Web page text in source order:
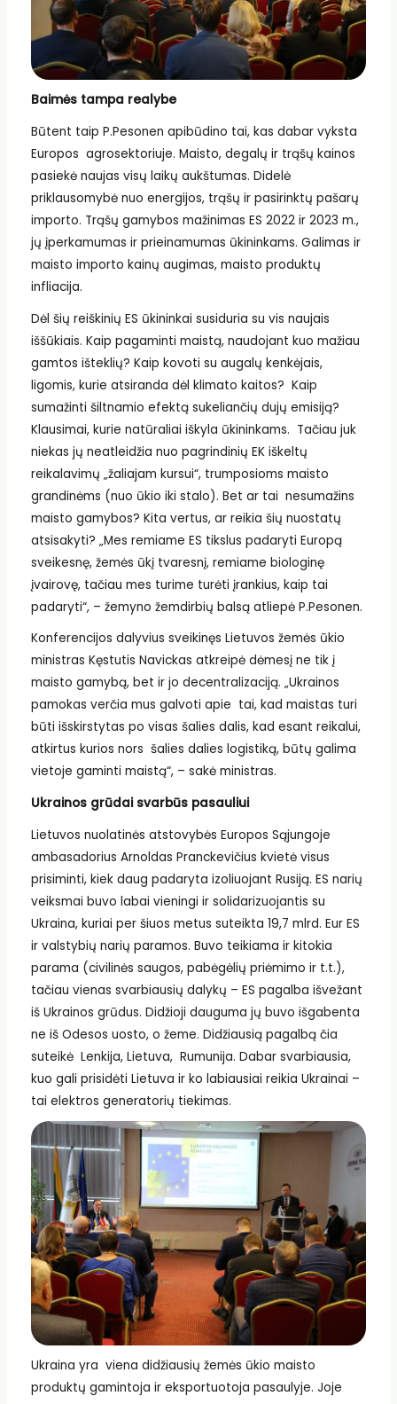
Baimės tampa realybe
Būtent taip P.Pesonen apibūdino tai, kas dabar vyksta
Europos agrosektoriuje. Maisto, degalų ir trąšų kainos
pasiekė naujas visų laikų aukštumas. Didelė
priklausomybė nuo energijos, trąšų ir pasirinktų pašarų
importo. Trąšų gamybos mažinimas ES 2022 ir 2023 m.,
jų įperkamumas ir prieinamumas ūkininkams. Galimas ir
maisto importo kainų augimas, maisto produktų
infliacija.
Dėl šių reiškinių ES ūkininkai susiduria su vis naujais
iššūkiais. Kaip pagaminti maistą, naudojant kuo mažiau
gamtos išteklių? Kaip kovoti su augalų kenkėjais,
ligomis, kurie atsiranda dėl klimato kaitos? Kaip
sumažinti šiltnamio efektą sukeliančių dujų emisiją?
Klausimai, kurie natūraliai iškyla ūkininkams. Tačiau juk
niekas jų neatleidžia nuo pagrindinių EK iškeltų
reikalavimų „žaliajam kursui“, trumposioms maisto
grandinėms (nuo ūkio iki stalo). Bet ar tai nesumažins
maisto gamybos? Kita vertus, ar reikia šių nuostatų
atsisakyti? „Mes remiame ES tikslus padaryti Europą
sveikesnę, žemės ūkį tvaresnį, remiame biologinę
įvairovę, tačiau mes turime turėti įrankius, kaip tai
padaryti“, – žemyno žemdirbių balsą atliepė P.Pesonen.
Konferencijos dalyvius sveikinęs Lietuvos žemės ūkio
ministras Kęstutis Navickas atkreipė dėmesį ne tik į
maisto gamybą, bet ir jo decentralizaciją. „Ukrainos
pamokas verčia mus galvoti apie tai, kad maistas turi
būti išskirstytas po visas šalies dalis, kad esant reikalui,
atkirtus kurios nors šalies dalies logistiką, būtų galima
vietoje gaminti maistą“, – sakė ministras.
Ukrainos grūdai svarbūs pasauliui
Lietuvos nuolatinės atstovybės Europos Sąjungoje
ambasadorius Arnoldas Pranckevičius kvietė visus
prisiminti, kiek daug padaryta izoliuojant Rusiją. ES narių
veiksmai buvo labai vieningi ir solidarizuojantis su
Ukraina, kuriai per šiuos metus suteikta 19,7 mlrd. Eur ES
ir valstybių narių paramos. Buvo teikiama ir kitokia
parama (civilinės saugos, pabėgėlių priėmimo ir t.t.),
tačiau vienas svarbiausių dalykų – ES pagalba išvežant
iš Ukrainos grūdus. Didžioji dauguma jų buvo išgabenta
ne iš Odesos uosto, o žeme. Didžiausią pagalbą čia
suteikė Lenkija, Lietuva, Rumunija. Dabar svarbiausia,
kuo gali prisidėti Lietuva ir ko labiausiai reikia Ukrainai –
tai elektros generatorių tiekimas.
Ukraina yra viena didžiausių žemės ūkio maisto
produktų gamintoja ir eksportuotoja pasaulyje. Joje